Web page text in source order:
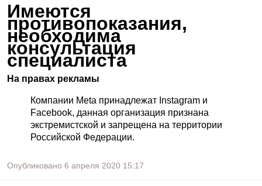
Имеются
противопоказания,
необходима
консультация
специалиста
На правах рекламы
Компании Meta принадлежат Instagram и
Facebook, данная организация признана
экстремистской и запрещена на территории
Российской Федерации.
Опубликовано 6 апреля 2020 15:17